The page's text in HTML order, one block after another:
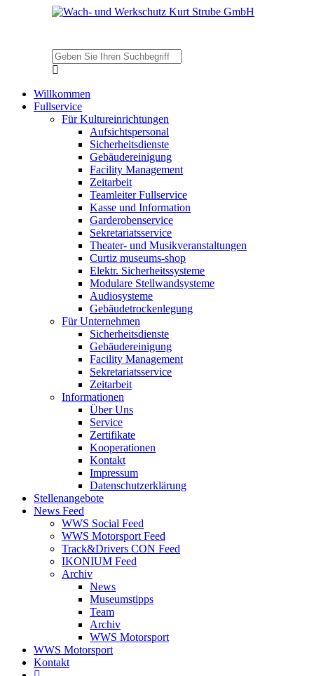
Willkommen
Fullservice
Für Kultureinrichtungen
Aufsichtspersonal
Sicherheitsdienste
Gebäudereinigung
Facility Management
Zeitarbeit
Teamleiter Fullservice
Kasse und Information
Garderobenservice
Sekretariatsservice
Theater- und Musikveranstaltungen
Curtiz museums-shop
Elektr. Sicherheitssysteme
Modulare Stellwandsysteme
Audiosysteme
Gebäudetrockenlegung
Für Unternehmen
Sicherheitsdienste
Gebäudereinigung
Facility Management
Sekretariatsservice
Zeitarbeit
Informationen
Über Uns
Service
Zertifikate
Kooperationen
Kontakt
Impressum
Datenschutzerklärung
Stellenangebote
News Feed
WWS Social Feed
WWS Motorsport Feed
Track&Drivers CON Feed
IKONIUM Feed
Archiv
News
Museumstipps
Team
Archiv
WWS Motorsport
WWS Motorsport
Kontakt